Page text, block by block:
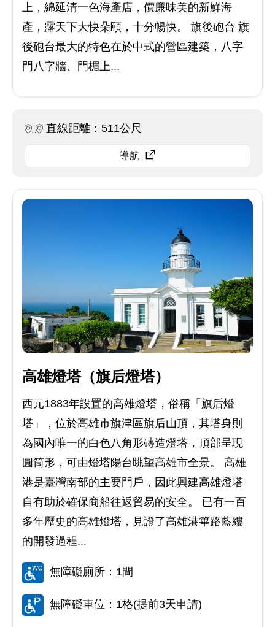
上，綿延清一色海產店，價廉味美的新鮮海
產，露天下大快朵頤，十分暢快。 旗後砲台 旗
後砲台最大的特色在於中式的營區建築，八字
門八字牆、門楣上...
直線距離：511公尺
導航
高雄燈塔（旗后燈塔）
西元1883年設置的高雄燈塔，俗稱「旗后燈
塔」，位於高雄市旗津區旗后山頂，其塔身則
為國內唯一的白色八角形磚造燈塔，頂部呈現
圓筒形，可由燈塔陽台眺望高雄市全景。 高雄
港是臺灣南部的主要門戶，因此興建高雄燈塔
自有助於確保商船往返貿易的安全。 已有一百
多年歷史的高雄燈塔，見證了高雄港篳路藍縷
的開發過程...
無障礙廁所：1間
無障礙車位：1格(提前3天申請)